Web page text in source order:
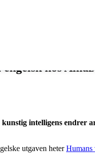
hos
kunstig intelligens
utgaven heterHumans